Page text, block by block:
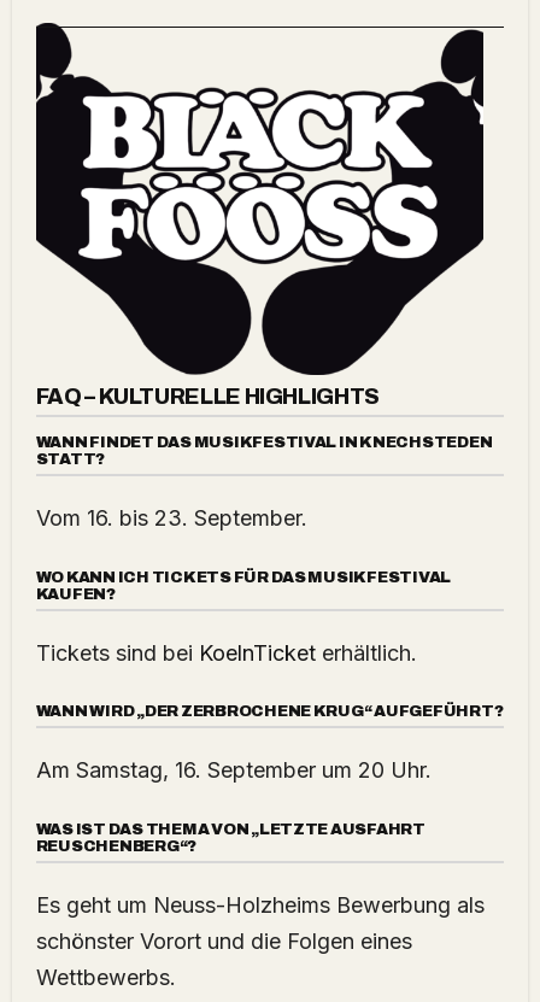
FAQ – KULTURELLE HIGHLIGHTS
WANN FINDET DAS MUSIKFESTIVAL IN KNECHSTEDEN
STATT?
Vom 16. bis 23. September.
WO KANN ICH TICKETS FÜR DAS MUSIKFESTIVAL
KAUFEN?
Tickets sind bei KoelnTicketerhältlich.
WANN WIRD „DER ZERBROCHENE KRUG“ AUFGEFÜHRT?
Am Samstag, 16. September um 20 Uhr.
WAS IST DAS THEMA VON „LETZTE AUSFAHRT
REUSCHENBERG“?
Es geht um Neuss-Holzheims Bewerbung als
schönster Vorort und die Folgen eines
Wettbewerbs.